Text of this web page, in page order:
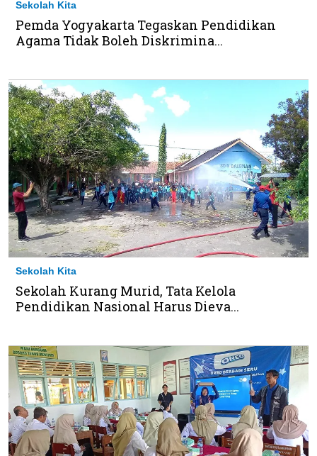
Sekolah Kita
Pemda Yogyakarta Tegaskan Pendidikan
Agama Tidak Boleh Diskrimina...
Sekolah Kita
Sekolah Kurang Murid, Tata Kelola
Pendidikan Nasional Harus Dieva...